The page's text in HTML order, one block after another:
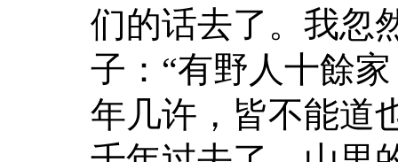
们的话去了。我忽
子：“有野人十餘
年几许，皆不能道